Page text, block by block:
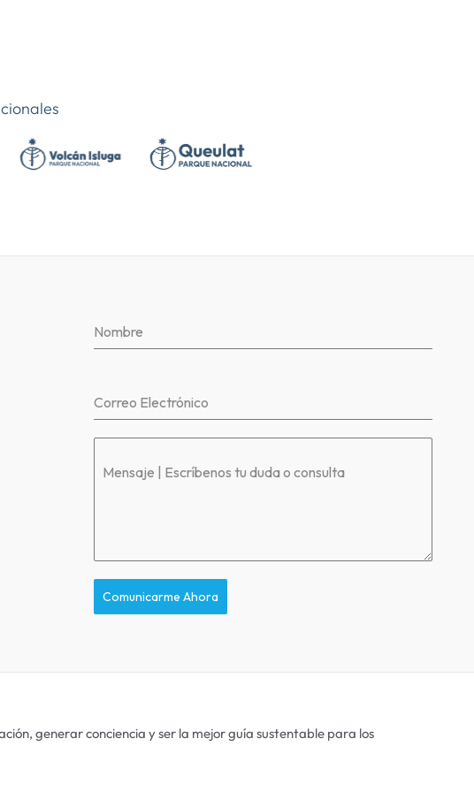
Nombre
Correo Electrónico
Mensaje | Escríbenos tu duda o consulta
Comunicarme Ahora